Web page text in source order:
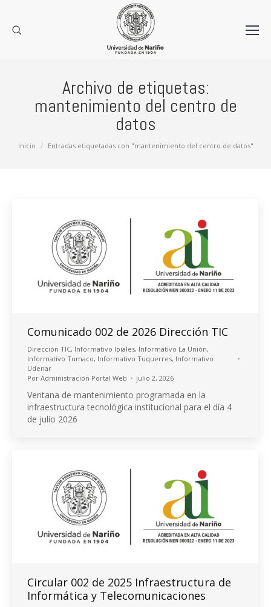
Archivo de etiquetas:
mantenimiento del centro de
datos
Estás aquí:
Inicio Entradas etiquetadas con "mantenimiento del centro de datos"
Comunicado 002 de 2026 Dirección TIC
Dirección TIC, Informativo Ipiales, Informativo La Unión,
Informativo Tumaco, Informativo Tuquerres, Informativo
Udenar
Por Administración Portal Web julio 2, 2026
Ventana de mantenimiento programada en la
infraestructura tecnológica institucional para el día 4
de julio 2026
Circular 002 de 2025 Infraestructura de
Informática y Telecomunicaciones